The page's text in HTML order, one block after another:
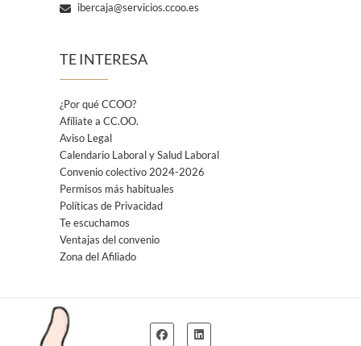
ibercaja@servicios.ccoo.es
TE INTERESA
¿Por qué CCOO?
Afíliate a CC.OO.
Aviso Legal
Calendario Laboral y Salud Laboral
Convenio colectivo 2024-2026
Permisos más habituales
Políticas de Privacidad
Te escuchamos
Ventajas del convenio
Zona del Afiliado